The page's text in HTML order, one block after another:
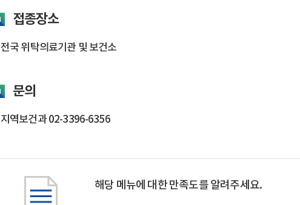
접종장소
전국 위탁의료기관 및 보건소
문의
지역보건과 02-3396-6356
해당 메뉴에 대한 만족도를 알려주세요.